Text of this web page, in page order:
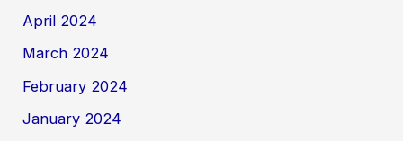
April 2024
March 2024
February 2024
January 2024